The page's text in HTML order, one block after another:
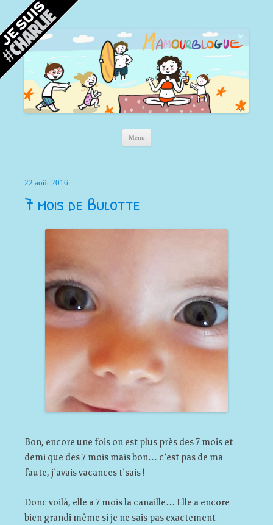
Mamour blogue
Blog d'une maman à Bordeaux, du sable, des coquillages… et la mer !
Menu Aller au contenu principal
22 août 2016
7 mois de Bulotte
Bon, encore une fois on est plus près des 7 mois et
demi que des 7 mois mais bon… c’est pas de ma
faute, j’avais vacances t’sais !
Donc voilà, elle a 7 mois la canaille… Elle a encore
bien grandi même si je ne sais pas exactement